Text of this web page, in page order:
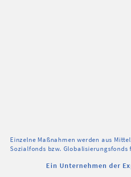
Einzelne Maßnahmen werden aus
Sozialfonds bzw.
Ein Unternehmen der